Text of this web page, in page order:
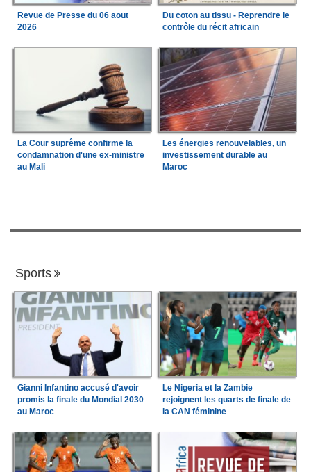
Revue de Presse du 06 aout
2026
Du coton au tissu - Reprendre le
contrôle du récit africain
La Cour suprême confirme la
condamnation d'une ex-ministre
au Mali
Les énergies renouvelables, un
investissement durable au
Maroc
Sports
Gianni Infantino accusé d'avoir
promis la finale du Mondial 2030
au Maroc
Le Nigeria et la Zambie
rejoignent les quarts de finale de
la CAN féminine